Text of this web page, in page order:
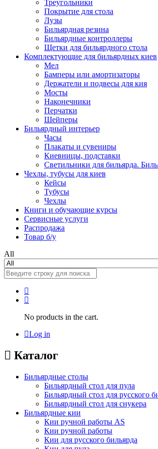
Треугольники
Покрытие для стола
Лузы
Бильярдная резина
Бильярдные контроллеры
Щетки для бильярдного стола
Комплектующие для бильярдных киев
Мел
Бамперы или амортизаторы
Держатели и подвесы для кия
Мосты
Наконечники
Перчатки
Шейперы
Бильярдный интерьер
Часы
Плакаты и сувениры
Киевницы, подставки
Светильники для бильярда.
Чехлы, тубусы для киев
Кейсы
Тубусы
Чехлы
Книги и обучающие курсы
Сервисные услуги
Распродажа
Товар б/у
All
No products in the cart.
Log in
Каталог
Бильярдные столы
Бильярдный стол для пула
Бильярдный стол для русского
Бильярдный стол для снукера
Бильярдные кии
Кии ручной работы AS
Кии ручной работы
Кии для русского бильярда